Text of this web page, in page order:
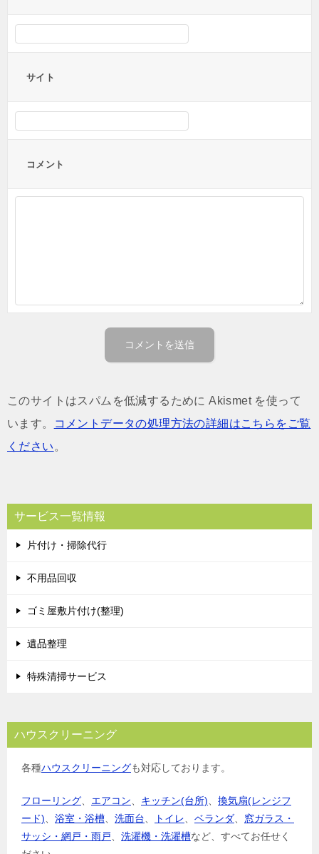
サイト
コメント
このサイトはスパムを低減するために Akismet を使って
います。
コメントデータの処理方法の詳細はこちらをご覧
ください 。
サービス一覧情報
片付け・掃除代行
不用品回収
ゴミ屋敷片付け(整理)
遺品整理
特殊清掃サービス
ハウスクリーニング
各種ハウスクリーニングも対応しております。
フローリング エアコン キッチン(台所)
換気扇(レンジフ
ード)
浴室・浴槽 洗面台 トイレ ベランダ
窓ガラス・
サッシ・網戸・雨戸
洗濯機・洗濯槽など、すべてお任せく